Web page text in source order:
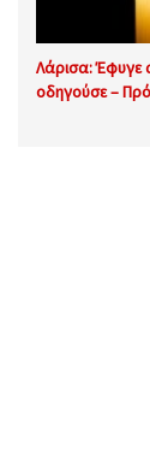
Λάρισα: Έφυγε
οδηγούσε –